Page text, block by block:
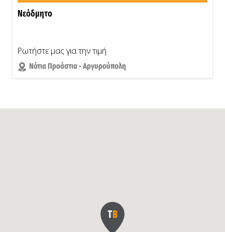
Νεόδμητο
Ρωτήστε μας για την τιμή
Νότια Προάστια - Αργυρούπολη